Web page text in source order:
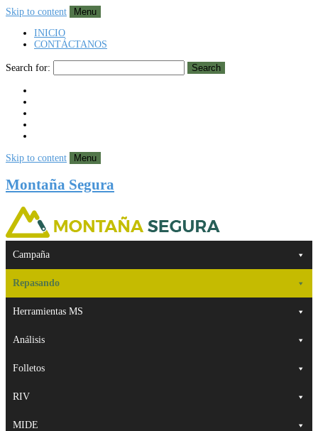
Skip to content
Menu
INICIO
CONTÁCTANOS
Search for: Search
Skip to content Menu
Montaña Segura
Campaña
Repasando
Herramientas MS
Análisis
Folletos
RIV
MIDE